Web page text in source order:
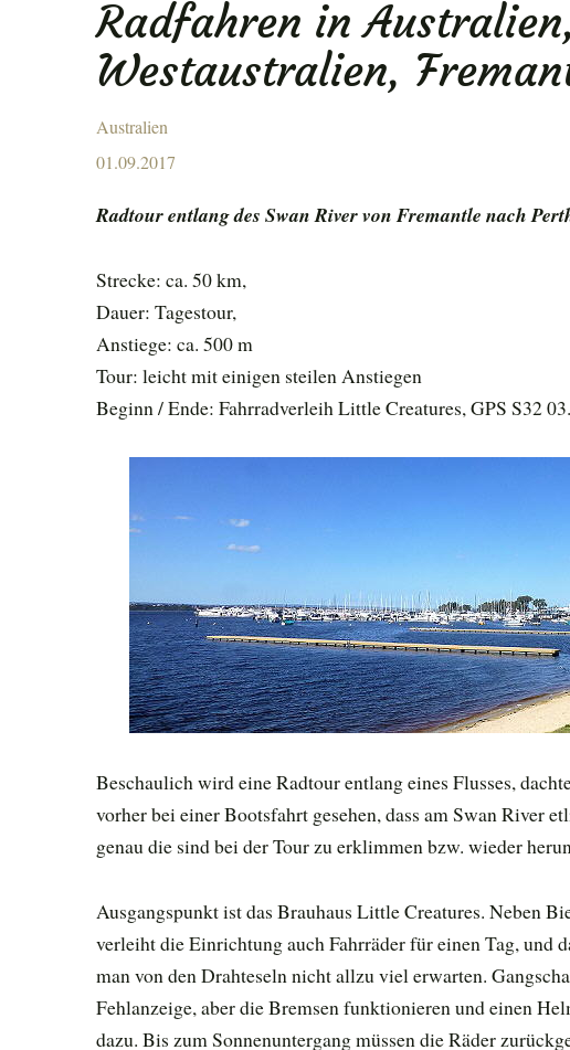
Radfahren in Australien,
Westaustralien,
Australien
Posted
01.09.2017
Radtour entlang des Swan River von Fremantle nach
Strecke: ca. 50 km,
Dauer: Tagestour,
Anstiege: ca. 500 m
Tour: leicht mit einigen steilen Anstiegen
Beginn / Ende: Fahrradverleih Little Creatures, GPS S32
Beschaulich wird eine Radtour entlang eines Flusses,
vorher bei einer Bootsfahrt gesehen, dass am Swan River
genau die sind bei der Tour zu erklimmen bzw. wieder
Ausgangspunkt ist das Brauhaus Little Creatures. Neben
verleiht die Einrichtung auch Fahrräder für einen Tag, und
man von den Drahteseln nicht allzu viel erwarten.
Fehlanzeige, aber die Bremsen funktionieren und einen
dazu. Bis zum Sonnenuntergang müssen die Räder